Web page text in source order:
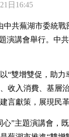
日16:45
中共蕪湖市委統
演講會舉行。中
“雙增雙促，助
收入消費、基層
言獻策，展現民
心”主題演講會，